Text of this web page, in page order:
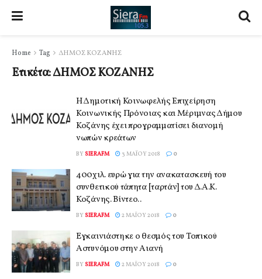
Home Tag ΔΗΜΟΣ ΚΟΖΑΝΗΣ
Ετικέτα:ΔΗΜΟΣ ΚΟΖΑΝΗΣ
Η Δημοτική Κοινωφελής Επιχείρηση
Κοινωνικής Πρόνοιας και Μέριμνας Δήμου
Κοζάνης έχει προγραμματίσει διανομή
νωπών κρεάτων
BY SIERAFM 3 ΜΑΪ́ΟΥ 2018 0
400χιλ. ευρώ για την ανακατασκευή του
συνθετικού τάπητα [ταρτάν] του Δ.Α.Κ.
Κοζάνης. Βίντεο..
BY SIERAFM 2 ΜΑΪ́ΟΥ 2018 0
Eγκαινιάστηκε ο θεσμός του Τοπικού
Αστυνόμου στην Αιανή
BY SIERAFM 2 ΜΑΪ́ΟΥ 2018 0